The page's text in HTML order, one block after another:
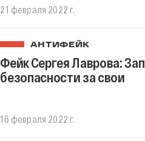
21 февраля 2022 г.
АНТИФЕЙК
Фейк Сергея Лаврова:
безопасности за свои
16 февраля 2022 г.